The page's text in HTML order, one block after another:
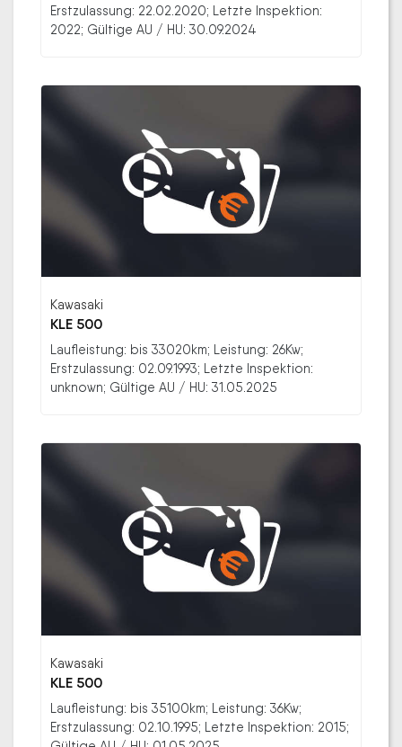
Erstzulassung: 22.02.2020; Letzte Inspektion:
2022; Gültige AU / HU: 30.09.2024
Kawasaki
KLE 500
Laufleistung: bis 33020km; Leistung: 26Kw;
Erstzulassung: 02.09.1993; Letzte Inspektion:
unknown; Gültige AU / HU: 31.05.2025
Kawasaki
KLE 500
Laufleistung: bis 35100km; Leistung: 36Kw;
Erstzulassung: 02.10.1995; Letzte Inspektion: 2015;